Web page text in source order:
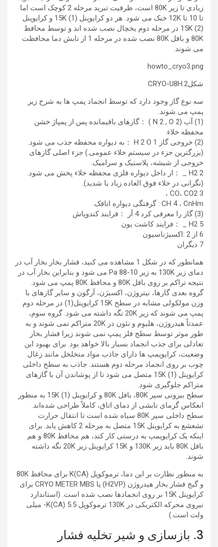
زیادی تا زیر 80K است، ظرفیت تبرید مرحله 2 کوچک است اما
تا 10 تا 12K خنک می شود. هر دو کرایوپنل 15K (1) و کرایوپنل
15K (2) در مرحله دوم یخچال نصب شده اند و توسط محافظ
80K و بافل 80K نصب شده در مرحله 1 از تابش دما محافظت
می شوند.
howto_cryo3.png
شکل2.CRYO-U8H
سه نوع گاز وجود دارد که توسط انجماد پمپ ها به شرح زیر
پمپ می شوند.
(1) آب (N 2 , O 2 ) ：گازهای باقیمانده پس از پمپاژ خشن
محفظه خلاء.
(2) خروجی گاز 1 H 2 O ：به دیواره محفظه جذب می شود.
(بزرگترین جزء در سیستم خلاء عمومی.) جزء اصلی گازهای
خروجی از شیشه، پلاستیک و سرامیک.
2 H2 _ ：از داخل دیواره فلزی محفظه خلاء پخش می شود.
(نگرانی در خلاء فوق العاده زیاد یا شدید).
3 CO، CO2 ،
CH 4 ، CnHm : گرفتگی دیواره اتاقک.
(3) گاز را معرفی کرد 4 آر ：فرایند کندوپاش
5 H2 _ ：فرایند کاشت یون
6 از 2 :اکسیژناسیون
7 دیگران
همانطور که در شکل 1 مشاهده می کنید، فشار بخار بخار آب در
دمای زیر 130K به زیر 10-88 Pa می شود و بنابراین بخار آب در
نتیجه تراکم بر روی بافل 80K و محافظ 80K پمپ می شود.
گروه بعدی گازها، نیتروژن، اکسیژن، آرگون و سایر گازهای با
وزن مولکولی مشابه در سطح 15K کرایوپنل(1) در مرحله دوم
پمپ می شوند که زیر 20K نگه داشته می شود. گروه سوم،
عمدتاً هیدروژن، هلیوم و نئون در 20K متراکم نمی شوند و به
طور موثر توسط سطح فلز پمپ نمی شوند زیرا فشار بخار
تعادلی برای جذب انجماد بسیار بالا خواهد بود. برای بهبود این
وضعیت، کرایوپمپ ها دارای جاذب مواد متخلخل مانند زغال
چوب بر روی انجماد مرحله دوم هستند. جاذب به سطح داخلی
کرایوپنل 15K (1) متصل می شود تا از پوشاندن آن با گازهای
متراکم جلوگیری شود.
سطح بیرونی سپر 80K، بافل 80K و کرایوپنل 15K (1) به منظور
انعکاس گرمای تابشی از دمای اتاق، کاملاً طراحی شده‌اند.
سطح داخلی سپر 80K سیاه شده است تا انتقال حرارت
تشعشع به کرایوپنل 15K متصل به مرحله 2 کاهش یابد. برای
اینکه یک کرایوپمپ به درستی کار کند، هم محافظ 80K و هم
بافل 80K باید زیر 130K و 15K کرایوپنل زیر 20K نگه داشته
شوند.
به منظور نظارت بر این دما، ترموکوپل K(CA) برای محافظ 80K
و گیج فشار بخار هیدروژن (H2VP) یا CRYO METER MBS برای
کرایوپنل 15K بر روی انجمادها نصب شده است. (استاندارد
نیروی محرکه الکتریکی در 130K ترموکوپل K(CA) 5.5- میلی
ولت است.)
3. بازسازی و شیر تخلیه فشار